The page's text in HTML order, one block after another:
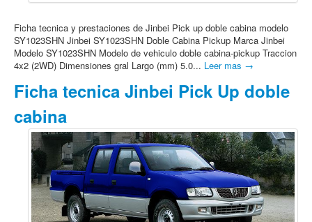
Ficha tecnica y prestaciones de Jinbei Pick up doble cabina modelo
SY1023SHN Jinbei SY1023SHN Doble Cabina Pickup Marca Jinbei
Modelo SY1023SHN Modelo de vehiculo doble cabina-pickup Traccion
4x2 (2WD) Dimensiones gral Largo (mm) 5.0... Leer mas →
Ficha tecnica Jinbei Pick Up doble
cabina